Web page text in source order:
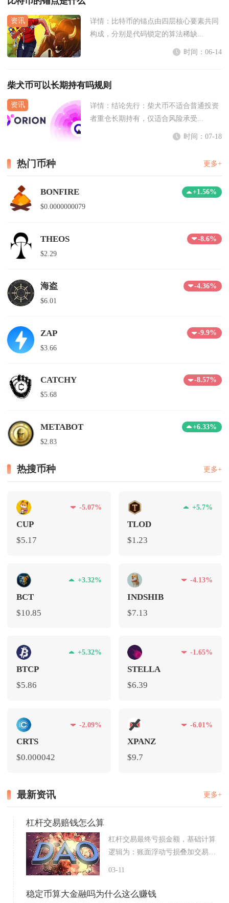
详情： 比特币的锚点由四层核心要素共同
构成，分别是代码锁定的算法稀缺...
时间：06-14
柴犬币可以长期持有吗规则
详情： 结论先行：柴犬币不适合普通投资
者重仓长期持有，仅适合风险承受...
时间：07-18
热门币种 更多+
BONFIRE
+1.56%
$0.0000000079
THEOS
-8.6%
$2.29
海盗
-4.36%
$6.01
ZAP
-9.9%
$3.66
CATCHY
-8.57%
$5.68
METABOT
+6.33%
$2.83
热搜币种 更多+
-5.07%
CUP
$5.17
+5.7%
TLOD
$1.23
+3.32%
BCT
$10.85
-4.13%
INDSHIB
$7.13
+5.32%
BTCP
$5.86
-1.65%
STELLA
$6.39
-2.09%
CRTS
$0.000042
-6.01%
XPANZ
$9.7
最新资讯 更多+
杠杆交易赔钱怎么算
杠杆交易最终亏损金额，基础计算
逻辑为：账面浮动亏损叠加交易
03-11
稳定币算大金融吗为什么这么赚钱